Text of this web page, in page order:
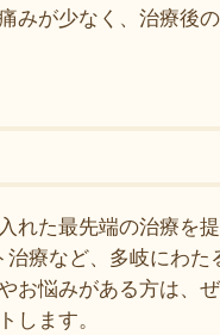
みが少なく、治療後
れた最先端の治療を
療など、多岐にわ
お悩みがある方は、
します。